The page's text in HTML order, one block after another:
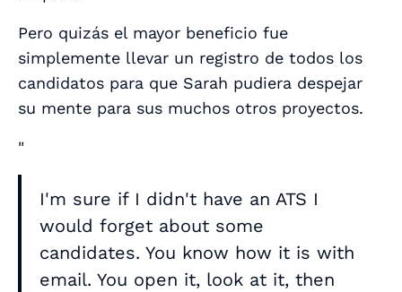
Pero quizás el mayor beneficio fue
simplemente llevar un registro de todos los
candidatos para que Sarah pudiera despejar
su mente para sus muchos otros proyectos.
"
I'm sure if I didn't have an ATS I
would forget about some
candidates. You know how it is with
email. You open it, look at it, then